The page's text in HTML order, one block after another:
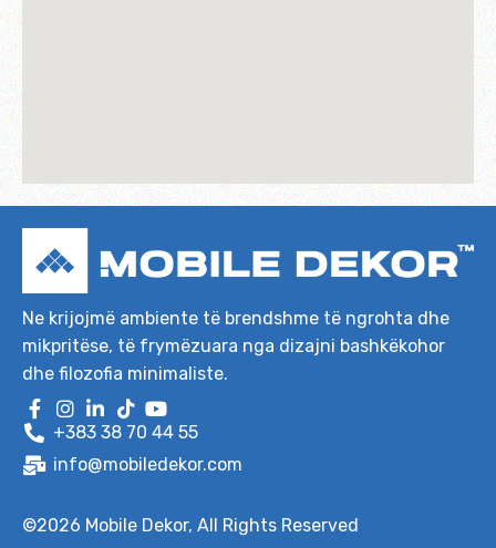
Ne krijojmë ambiente të brendshme të ngrohta dhe
mikpritëse, të frymëzuara nga dizajni bashkëkohor
dhe filozofia minimaliste.
+383 38 70 44 55
info@mobiledekor.com
©2026 Mobile Dekor, All Rights Reserved